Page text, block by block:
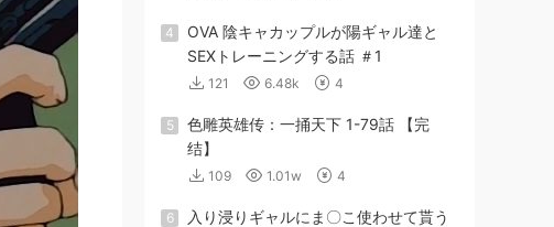
4
OVA 陰キャカップルが陽ギャル達と
SEXトレーニングする話 ＃1
121 6.48k 4
5
色雕英雄传：一捅天下 1-79話 【完
结】
109 1.01w 4
6
入り浸りギャルにま〇こ使わせて貰う